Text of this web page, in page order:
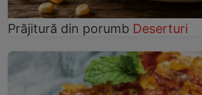
Prăjitură din porumb Deserturi